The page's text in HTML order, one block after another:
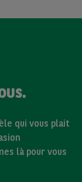
qui vous plait
là pour vous